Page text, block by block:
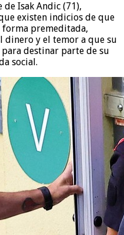
de Isak Andic (71),
existen indicios de que
forma premeditada,
dinero y el temor a que su
destinar parte de su
social.